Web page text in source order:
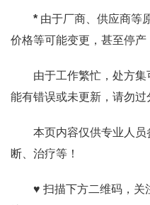
* 由于厂商、供应商等
价格等可能变更，甚至停产
由于工作繁忙，处方
能有错误或未更新，请勿过
本页内容仅供专业人
断、治疗等！
♥ 扫描下方二维码，关